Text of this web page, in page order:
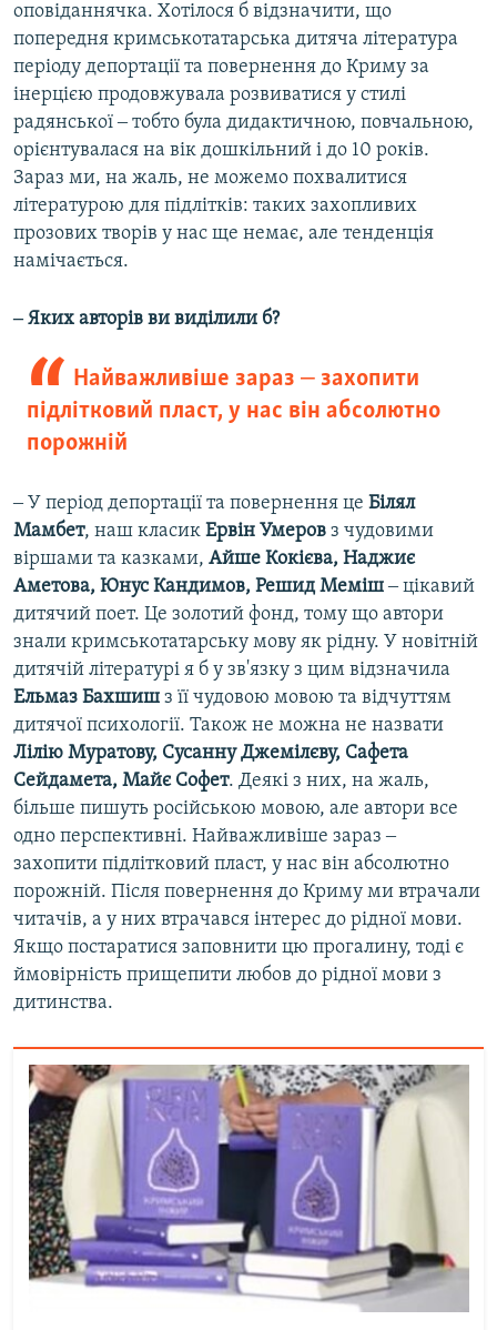
оповіданнячка. Хотілося б відзначити, що
попередня кримськотатарська дитяча література
періоду депортації та повернення до Криму за
інерцією продовжувала розвиватися у стилі
радянської ‒ тобто була дидактичною, повчальною,
орієнтувалася на вік дошкільний і до 10 років.
Зараз ми, на жаль, не можемо похвалитися
літературою для підлітків: таких захопливих
прозових творів у нас ще немає, але тенденція
намічається.
‒ Яких авторів ви виділили б?
Найважливіше зараз ‒ захопити
підлітковий пласт, у нас він абсолютно
порожній
‒ У період депортації та повернення це Білял
Мамбет, наш класик Ервін Умеров з чудовими
віршами та казками, Айше Кокієва, Наджиє
Аметова, Юнус Кандимов, Решид Меміш‒ цікавий
дитячий поет. Це золотий фонд, тому що автори
знали кримськотатарську мову як рідну. У новітній
дитячій літературі я б у зв'язку з цим відзначила
Ельмаз Бахшиш з її чудовою мовою та відчуттям
дитячої психології. Також не можна не назвати
Лілію Муратову, Сусанну Джемілєву, Сафета
Сейдамета, Майє Софет. Деякі з них, на жаль,
більше пишуть російською мовою, але автори все
одно перспективні. Найважливіше зараз ‒
захопити підлітковий пласт, у нас він абсолютно
порожній. Після повернення до Криму ми втрачали
читачів, а у них втрачався інтерес до рідної мови.
Якщо постаратися заповнити цю прогалину, тоді є
ймовірність прищепити любов до рідної мови з
дитинства.